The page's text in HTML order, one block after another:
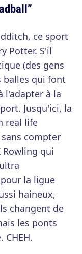
ce sport
Potter. S'il
(des gens
balles qui font
l'adapter à la
Jusqu'ici, la
real life
compter
Rowling qui
la ligue
haineux,
changent de
les ponts